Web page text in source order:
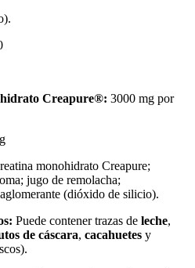
Creapure®: 3000 mg por
monohidrato Creapure;
jugo de remolacha;
(dióxido de silicio).
Puede contener trazas de leche,
de cáscara, cacahuetesy